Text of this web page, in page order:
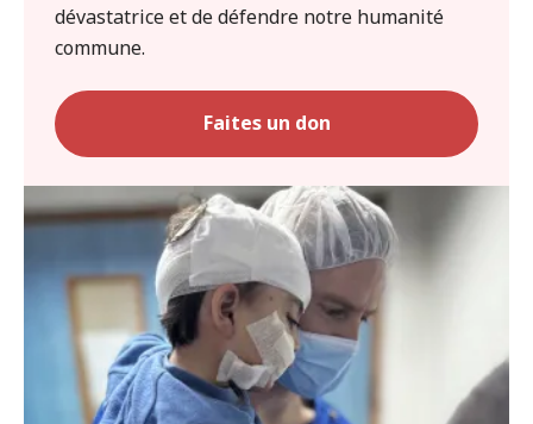
dévastatrice et de défendre notre humanité
commune.
Faites un don